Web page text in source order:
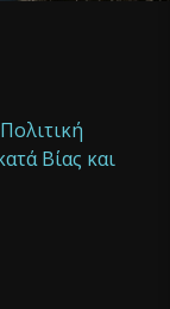
Πολιτική
Βίας και